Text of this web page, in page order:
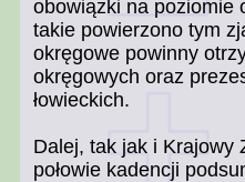
obowiązki na poziomie
takie powierzono tym
okręgowe powinny
okręgowych oraz
łowieckich.
Dalej, tak jak i Krajowy
połowie kadencji